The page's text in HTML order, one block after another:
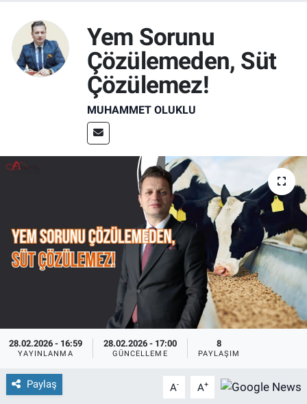
Yem Sorunu
Çözülemeden, Süt
Çözülemez!
MUHAMMET OLUKLU
28.02.2026 - 16:59
YAYINLANMA
28.02.2026 - 17:00
GÜNCELLEME
8
PAYLAŞIM
Paylaş A- A+